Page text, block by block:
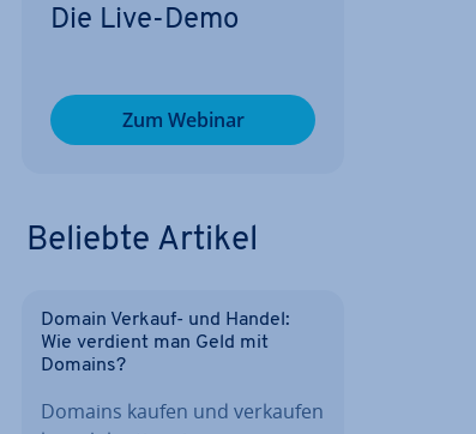
Die Live-Demo
Zum Webinar
Beliebte Artikel
Domain Verkauf- und Handel:
Wie verdient man Geld mit
Domains?
Domains kaufen und verkaufen